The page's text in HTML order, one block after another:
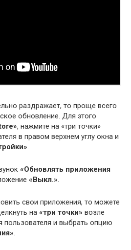
раздражает, то проще всего
обновление. Для этого
, нажмите на «три точки»
в правом верхнем углу окна и
.
«Обновлять приложения
«Выкл.».
свои приложения, то можете
на «три точки» возле
пользователя и выбрать опцию
.